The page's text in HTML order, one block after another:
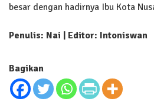
besar dengan hadirnya Ibu Kota
Penulis: Nai | Editor: Intoniswan
Bagikan